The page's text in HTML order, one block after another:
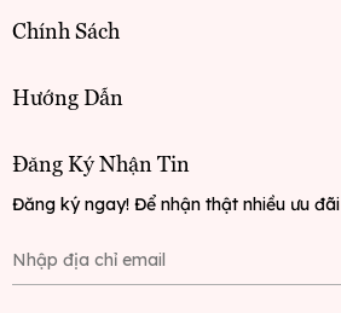
Chính Sách
Hướng Dẫn
Đăng Ký Nhận Tin
Đăng ký ngay! Để nhận thật nhiều ưu đãi